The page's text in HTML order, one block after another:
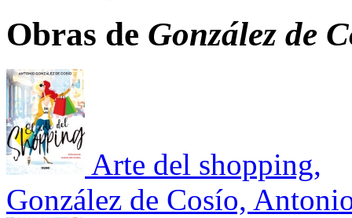
Obras de González de
Arte del shopping,
González de Cosío,